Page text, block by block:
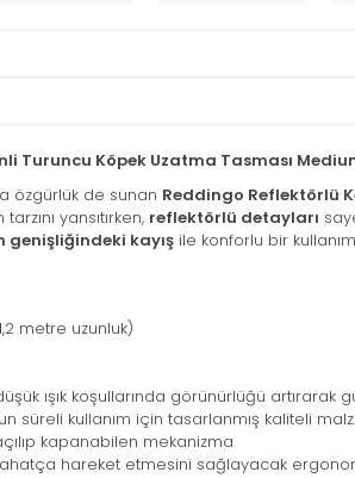
Turuncu Köpek Uzatma Tasması
özgürlük de sunan Reddingo Reflektörlü
yansıtırken, reflektörlü detayları
genişliğindeki kayış ile konforlu bir
metre uzunluk)
ışık koşullarında görünürlüğü artırarak
süreli kullanım için tasarlanmış kaliteli
kapanabilen mekanizma
hareket etmesini sağlayacak